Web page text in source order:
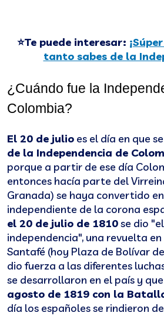
⭐Te puede interesar:
tanto sabes de la
¿Cuándo fue la
Colombia?
El 20 de julio es el día en que
de la Independencia de
porque a partir de ese día
entonces hacía parte del
Granada) se haya convertido
independiente de la corona
el 20 de julio de 1810se dio
independencia", una revuelta
Santafé (hoy Plaza de Bolívar
dio fuerza a las diferentes
se desarrollaron en el país y
agosto de 1819 con la
día los españoles se rindieron